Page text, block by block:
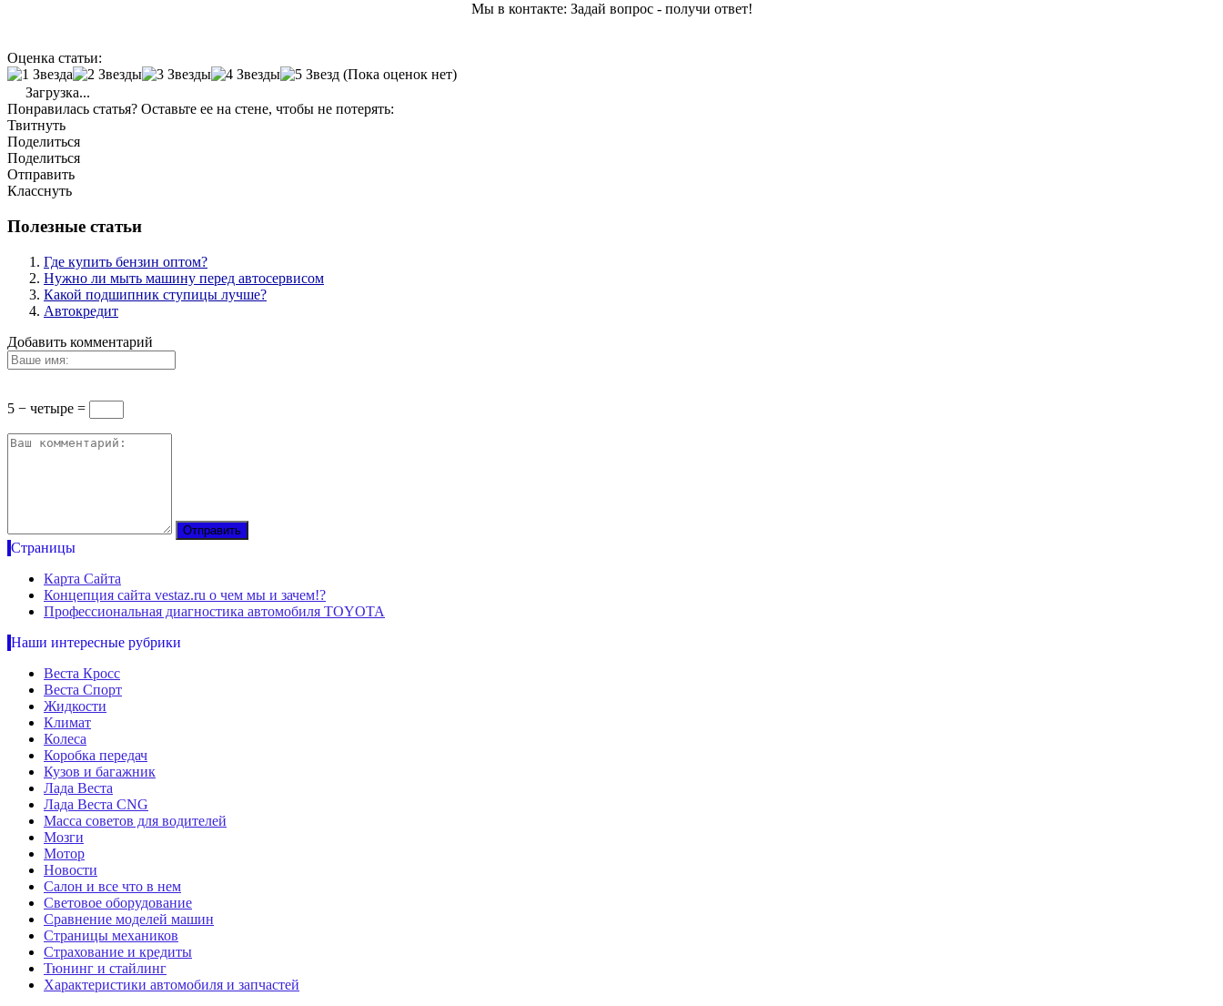
Мы в контакте: Задай вопрос - получи ответ!
Оценка статьи:
(Пока оценок нет)
Загрузка...
Понравилась статья? Оставьте ее на стене, чтобы не потерять:
Твитнуть
Поделиться
Поделиться
Отправить
Класснуть
Полезные статьи
Где купить бензин оптом?
Нужно ли мыть машину перед автосервисом
Какой подшипник ступицы лучше?
Автокредит
Добавить комментарий
5 − четыре =
Страницы
Карта Сайта
Концепция сайта vestaz.ru о чем мы и зачем!?
Профессиональная диагностика автомобиля TOYOTA
Наши интересные рубрики
Веста Кросс
Веста Спорт
Жидкости
Климат
Колеса
Коробка передач
Кузов и багажник
Лада Веста
Лада Веста CNG
Масса советов для водителей
Мозги
Мотор
Новости
Салон и все что в нем
Световое оборудование
Сравнение моделей машин
Страницы механиков
Страхование и кредиты
Тюнинг и стайлинг
Характеристики автомобиля и запчастей